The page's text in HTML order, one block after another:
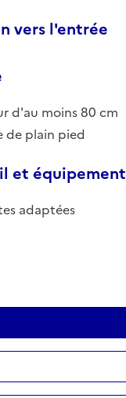
vers l'entrée
d'au moins 80 cm
de plain pied
et équipement
adaptées